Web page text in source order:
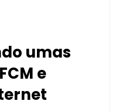
umas
e